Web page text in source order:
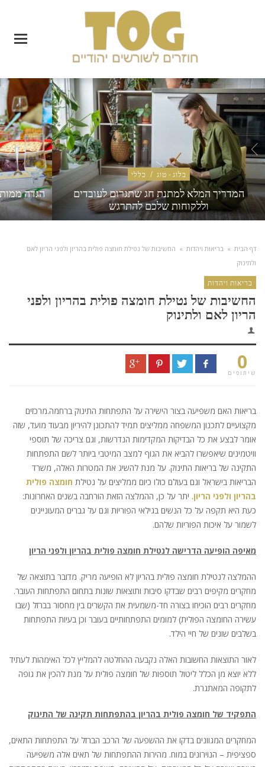
בלוג - טוג / כללי
המדריך המלא למתנת חג שתגרום לעובדים
וללקוחות שלכם להתרגש
הגדה
דף הבית » בריאות ויהדות » החשיבות של נטילת חומצה פולית בהריון ולפני הריון לאם
ולתינוק
בריאות ויהדות
החשיבות של נטילת חומצה פולית בהריון ולפני
הריון לאם ולתינוק
0
שיתופים
בריאות האם משפיעה בצור הישירה על התפתחות התינוק ברחמה.מרכזים
מקצועיים לתכנון המשפחה ממליצים תמיד להתכונן להיריון מבעוד מועד, שזה
אומר לבצע את כל הבדיקות המקדימות הנדרשות, וגם צריכה של תוספי
וויטמינים שיאפשרו להביא את הגוף למצב המיטבי ביותר לשם התפתחות
התקינה של בריאות התינוק. על מנת להשיג את המטרות האלה, משרד
הבריאות בישראל וגם בעולם כולו כיום ממליצים על נטילת חומצה פולית
בהריון ולפני הריון. יתר על כן, ההמלצה הזאת הורחבה בשנים האחרונות:
כעת היא תקפה על כל הנשים בגילאי הפוריות וגם על גברים המעוניינים
לשמור על איכות הפוריות שלהם.
מאיפה הופיעה הדרישה לנטילת חומצה פולית בהריון ולפני הריון
ההמלצה לנטילת חומצה פולית בהריון לא הופיעה מריק. מדובר בתוצאה של
מחקרים מקיפים רבים שבדקו סיבות ותוצאות שונות בתחום התפתחות העובר.
מחקרים רבים הוכיחו בצורה חד-משמעית את הקשרים בין מחסור בברזל (שבו
עשירה החומצה הפולית) למומים התפתחותיים בעובר וכן בעיות התפתחות
בשלבים שונים של חיי הילד.
לאור התוצאות החשובות האלה נקבעה ההחלטה להמליץ לכל האימהות לעתיד
ללא יוצא מן הכלל ליטול תוספות של חומצה פולית על מנת להכין את גופה
לתקופה המאתגרת.
התפקיד של חומצה פולית בהריון בהתפתחות תקינה של התינוק
המחקרים המגוונים בדקו את ההשפעה של הרכב הברזל על התפתחות התאים,
ספציפית – הנוירונים במוח. מהירות ההתפתחות של תאים אלה משפיעה